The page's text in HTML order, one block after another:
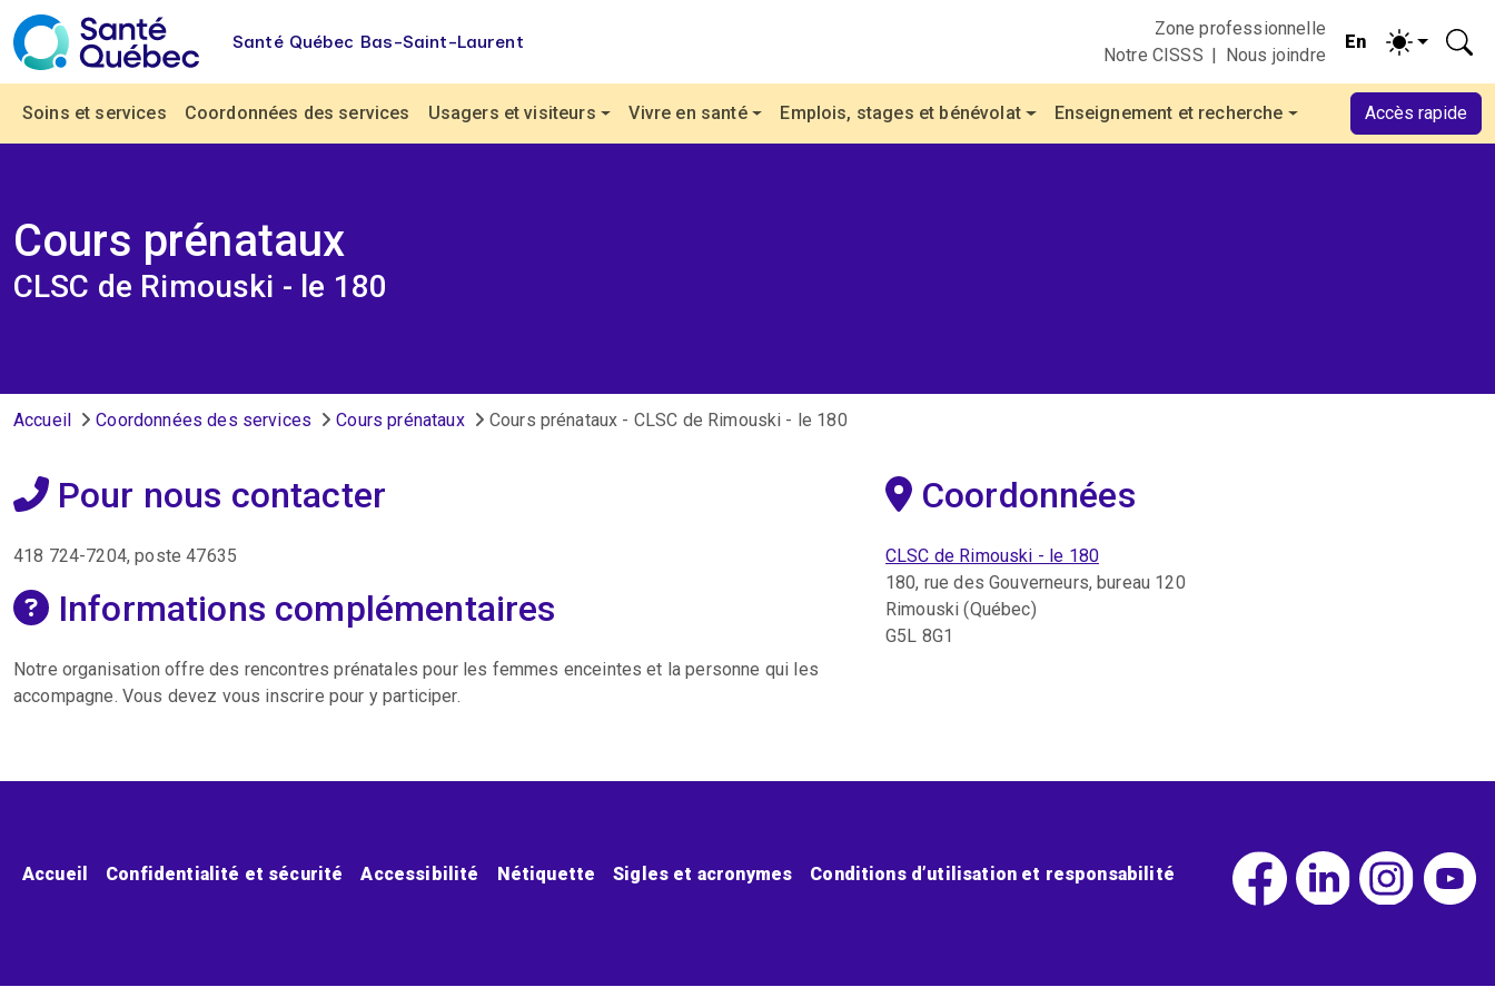
Aller au contenu principal
Santé Québec Bas-Saint-Laurent
Zone professionnelle
Notre CISSS
Nous joindre
Navigation principale
Soins et services Coordonnées des services Usagers et visiteurs Vivre en santé Emplois, stages et bénévolat Enseignement et recherche Accès rapide
Cours prénataux
CLSC de Rimouski - le 180
Fil d'Ariane
Accueil Coordonnées des services Cours prénataux Cours prénataux - CLSC de Rimouski - le 180
Pour nous contacter
418 724-7204, poste 47635
Informations complémentaires
Notre organisation offre des rencontres prénatales pour les femmes enceintes et la personne qui les
accompagne. Vous devez vous inscrire pour y participer.
Coordonnées
CLSC de Rimouski - le 180
180, rue des Gouverneurs, bureau 120
Rimouski (Québec)
G5L 8G1
Menu pied de page
Accueil Confidentialité et sécurité Accessibilité Nétiquette Sigles et acronymes Conditions d’utilisation et responsabilité